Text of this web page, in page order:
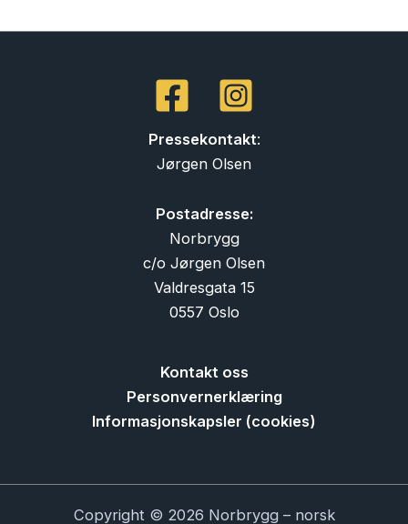
Pressekontakt:
Jørgen Olsen
Postadresse:
Norbrygg
c/o Jørgen Olsen
Valdresgata 15
0557 Oslo
Kontakt oss
Personvernerklæring
Informasjonskapsler (cookies)
Copyright © 2026 Norbrygg – norsk